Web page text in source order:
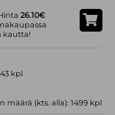
26.10€
kautta!
kpl
(kts. alla): 1499 kpl